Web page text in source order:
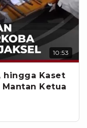
10:53
hingga Kaset
Ketua